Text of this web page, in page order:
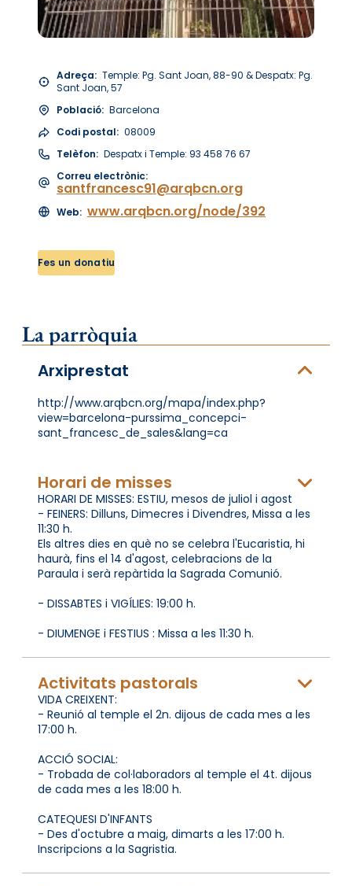
Adreça: Temple: Pg. Sant Joan, 88-90 & Despatx: Pg.
Sant Joan, 57
Població: Barcelona
Codi postal: 08009
Telèfon: Despatx i Temple: 93 458 76 67
Correu electrònic:
santfrancesc91@arqbcn.org
Web: www.arqbcn.org/node/392
Fes un donatiu
La parròquia
Arxiprestat
http://www.arqbcn.org/mapa/index.php?
view=barcelona-purssima_concepci-
sant_francesc_de_sales&lang=ca
Horari de misses
HORARI DE MISSES: ESTIU, mesos de juliol i agost
- FEINERS: Dilluns, Dimecres i Divendres, Missa a les
11:30 h.
Els altres dies en què no se celebra l'Eucaristia, hi
haurà, fins el 14 d'agost, celebracions de la
Paraula i serà repàrtida la Sagrada Comunió.
- DISSABTES i VIGÍLIES: 19:00 h.
- DIUMENGE i FESTIUS : Missa a les 11:30 h.
Activitats pastorals
VIDA CREIXENT:
- Reunió al temple el 2n. dijous de cada mes a les
17:00 h.
ACCIÓ SOCIAL:
- Trobada de col·laboradors al temple el 4t. dijous
de cada mes a les 18:00 h.
CATEQUESI D'INFANTS
- Des d'octubre a maig, dimarts a les 17:00 h.
Inscripcions a la Sagristia.